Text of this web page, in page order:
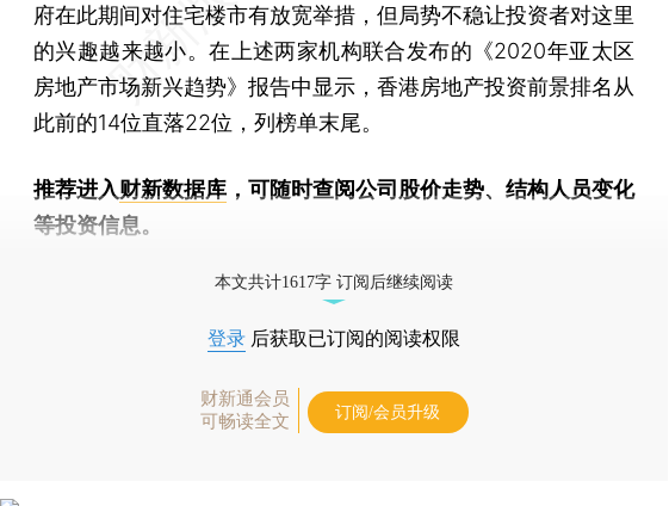
府在此期间对住宅楼市有放宽举措，但局势不稳让投资者对这里
的兴趣越来越小。在上述两家机构联合发布的《2020年亚太区
房地产市场新兴趋势》报告中显示，香港房地产投资前景排名从
此前的14位直落22位，列榜单末尾。
推荐进入财新数据库 ，可随时查阅公司股价走势、结构人员变化
等投资信息。
本文共计1617字 订阅后继续阅读
登录 后获取已订阅的阅读权限
财新通会员
可畅读全文
订阅/会员升级